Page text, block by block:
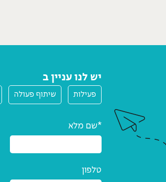
שיתוף פעולה פעילות
יש לנו עניין ב
שם מלא*
טלפון